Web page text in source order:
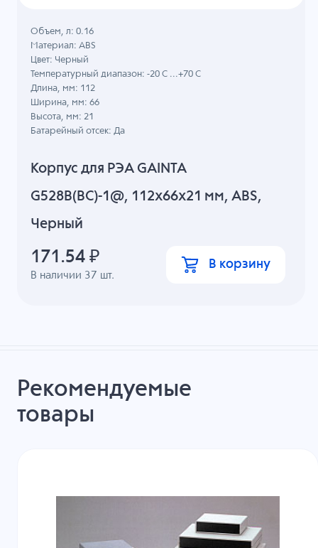
Корпус для РЭА GAINTA
G528B(BC)-1@, 112x66x21 мм, ABS,
Черный
В наличии 37 шт.
Объем, л: 0.16
Материал: ABS
Цвет: Черный
Температурный диапазон: -20 C ...+70 C
Длина, мм: 112
Ширина, мм: 66
Высота, мм: 21
Батарейный отсек: Да
171.54 ₽ В корзину
Рекомендуемые
товары